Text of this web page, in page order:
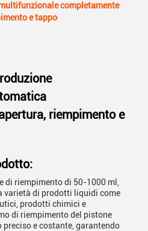
completamente
e tappo
riempimento e
di riempimento di 50-1000 ml,
varietà di prodotti liquidi come
prodotti chimici e
di riempimento del pistone
e costante, garantendo